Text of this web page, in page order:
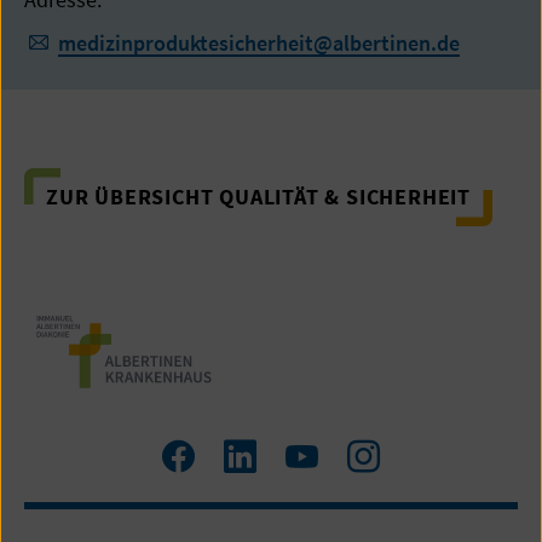
medizinproduktesicherheit@albertinen.de
ZUR ÜBERSICHT QUALITÄT & SICHERHEIT
Zum
Facebook
Zum
LinkedIn
Zum
YouTube
Zum
Instagram